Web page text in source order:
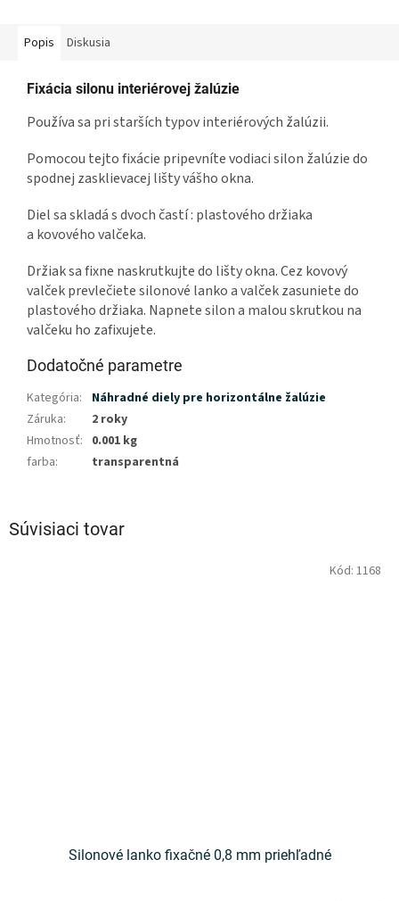
Súvisiaci tovar
Silonové lanko fixačné 0,8 mm priehľadné
Kód: 1168
Popis Diskusia
Fixácia silonu interiérovej žalúzie
Používa sa pri starších typov interiérových žalúzii.
Pomocou tejto fixácie pripevníte vodiaci silon žalúzie do
spodnej zasklievacej lišty vášho okna.
Diel sa skladá s dvoch častí : plastového držiaka
a kovového valčeka.
Držiak sa fixne naskrutkujte do lišty okna. Cez kovový
valček prevlečiete silonové lanko a valček zasuniete do
plastového držiaka. Napnete silon a malou skrutkou na
valčeku ho zafixujete.
Dodatočné parametre
Kategória:
Náhradné diely pre horizontálne žalúzie
Záruka:
2 roky
Hmotnosť: 0.001 kg
farba: transparentná